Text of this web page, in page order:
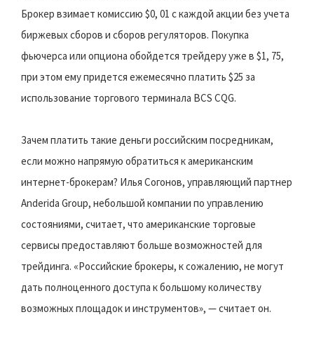
Брокер взимает комиссию $0, 01 c каждой акции без учета
биржевых сборов и сборов регуляторов. Покупка
фьючерса или опциона обойдется трейдеру уже в $1, 75,
при этом ему придется ежемесячно платить $25 за
использование торгового терминала BCS CQG.
Зачем платить такие деньги российским посредникам,
если можно напрямую обратиться к американским
интернет-брокерам? Илья Согонов, управляющий партнер
Anderida Group, небольшой компании по управлению
состояниями, считает, что американские торговые
сервисы предоставляют больше возможностей для
трейдинга. «Российские брокеры, к сожалению, не могут
дать полноценного доступа к большому количеству
возможных площадок и инструментов», — считает он.